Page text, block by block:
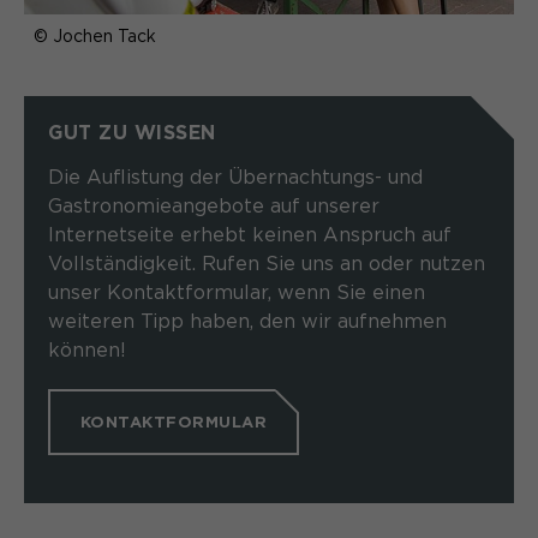
© Jochen Tack
GUT ZU WISSEN
Die Auflistung der Übernachtungs- und
Gastronomieangebote auf unserer
Internetseite erhebt keinen Anspruch auf
Vollständigkeit. Rufen Sie uns an oder nutzen
unser Kontaktformular, wenn Sie einen
weiteren Tipp haben, den wir aufnehmen
können!
KONTAKTFORMULAR
Zweck
PHPs Standard Sitzungs- Identifikation
Anbieter TYPO3
Zweck
Dieser Cookie teilt der Webseite mit,
ob ein Besucher im Typo3-Backend
Name MATOMO_SESSID
Anbieter Matomo
Laufzeit
Zweck
Temporäre Session-ID, ohne